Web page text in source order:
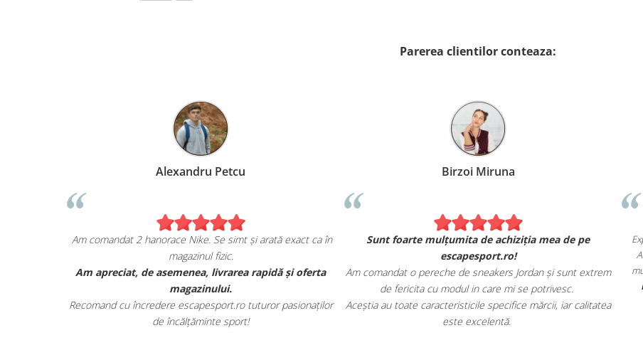
Parerea clientilor conteaza:
Alexandru Petcu
Am comandat 2 hanorace Nike. Se simt și arată exact ca în
magazinul fizic.
Am apreciat, de asemenea, livrarea rapidă și oferta
magazinului.
Recomand cu încredere escapesport.ro tuturor pasionaților
de încălțăminte sport!
Birzoi Miruna
Sunt foarte mulțumita de achiziția mea de pe
escapesport.ro!
Am comandat o pereche de sneakers Jordan și sunt extrem
de fericita cu modul in care mi se potrivesc.
Aceștia au toate caracteristicile specifice mărcii, iar calitatea
este excelentă.